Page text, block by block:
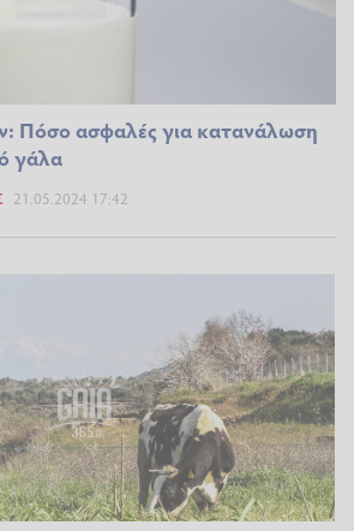
Πόσο ασφαλές για κατανάλωση
γάλα
21.05.2024 17:42